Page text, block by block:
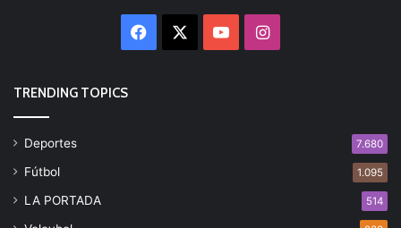
Facebook YouTubeInstagram
TRENDING TOPICS
Deportes 7.680
Fútbol 1.095
LA PORTADA 514